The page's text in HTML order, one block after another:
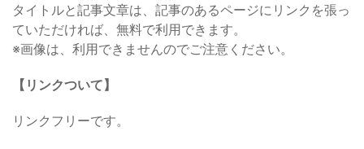
タイトルと記事文章は、記事のあるページにリンクを張っ
ていただければ、無料で利用できます。
※画像は、利用できませんのでご注意ください。
【リンクついて】
リンクフリーです。